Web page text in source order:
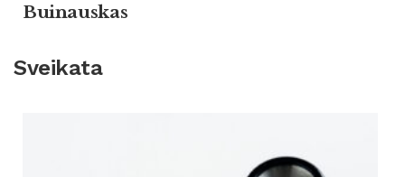
Buinauskas
Sveikata